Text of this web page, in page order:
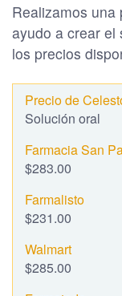
Realizamos una
ayudo a crear el
los precios
Solución oral
$283.00
$231.00
$285.00